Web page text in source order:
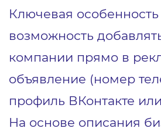
Ключевая
возможность
компании прямо в
объявление (номер
профиль ВКонтакте
На основе описания